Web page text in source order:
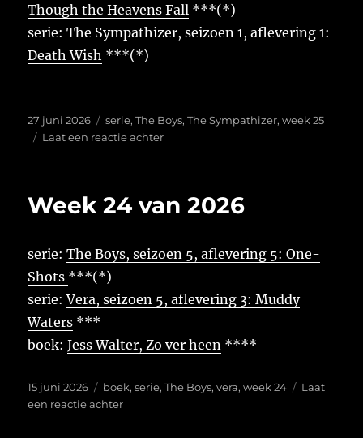
Though the Heavens Fall ***(*)
serie:The Sympathizer, seizoen 1, aflevering 1:
Death Wish ***(*)
Geplaatst
op
27 juni 2026 Tags
serie,The Boys,The Sympathizer,week 25
Laat een reactie achterop
2026
Week 24 van 2026
serie:The Boys, seizoen 5, aflevering 5: One-
Shots ***(*)
serie:Vera, seizoen 5, aflevering 3: Muddy
Waters ***
boek:Jess Walter, Zo ver heen ****
Geplaatst
op
15 juni 2026 Tags
boek,serie,The Boys,vera,week 24
Laat
een reactie achterop